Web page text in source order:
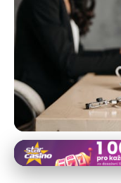
Právní aspekty